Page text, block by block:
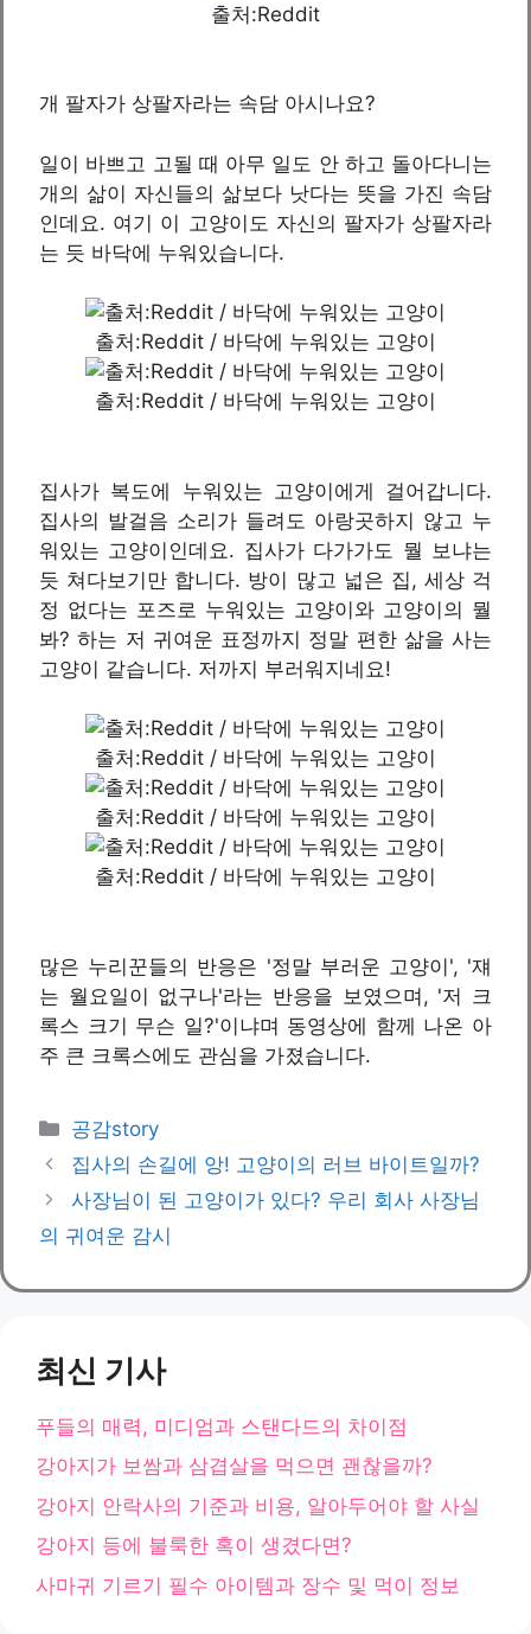
출처:Reddit
개 팔자가 상팔자라는 속담 아시나요?
일이 바쁘고 고될 때 아무 일도 안 하고 돌아다니는
개의 삶이 자신들의 삶보다 낫다는 뜻을 가진 속담
인데요. 여기 이 고양이도 자신의 팔자가 상팔자라
는 듯 바닥에 누워있습니다.
출처:Reddit / 바닥에 누워있는 고양이
출처:Reddit / 바닥에 누워있는 고양이
집사가 복도에 누워있는 고양이에게 걸어갑니다.
집사의 발걸음 소리가 들려도 아랑곳하지 않고 누
워있는 고양이인데요. 집사가 다가가도 뭘 보냐는
듯 쳐다보기만 합니다. 방이 많고 넓은 집, 세상 걱
정 없다는 포즈로 누워있는 고양이와 고양이의 뭘
봐? 하는 저 귀여운 표정까지 정말 편한 삶을 사는
고양이 같습니다. 저까지 부러워지네요!
출처:Reddit / 바닥에 누워있는 고양이
출처:Reddit / 바닥에 누워있는 고양이
출처:Reddit / 바닥에 누워있는 고양이
많은 누리꾼들의 반응은 '정말 부러운 고양이', '쟤
는 월요일이 없구나'라는 반응을 보였으며, '저 크
록스 크기 무슨 일?'이냐며 동영상에 함께 나온 아
주 큰 크록스에도 관심을 가졌습니다.
카
테
고
리
공감story
집사의 손길에 앙! 고양이의 러브 바이트일까?
사장님이 된 고양이가 있다? 우리 회사 사장님
의 귀여운 감시
최신 기사
푸들의 매력, 미디엄과 스탠다드의 차이점
강아지가 보쌈과 삼겹살을 먹으면 괜찮을까?
강아지 안락사의 기준과 비용, 알아두어야 할 사실
강아지 등에 불룩한 혹이 생겼다면?
사마귀 기르기 필수 아이템과 장수 및 먹이 정보